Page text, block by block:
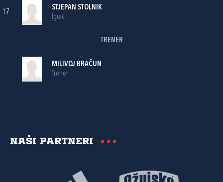
17
STJEPAN STOLNIK
Igrač
TRENER
MILIVOJ BRAČUN
Trener
Naši partneri